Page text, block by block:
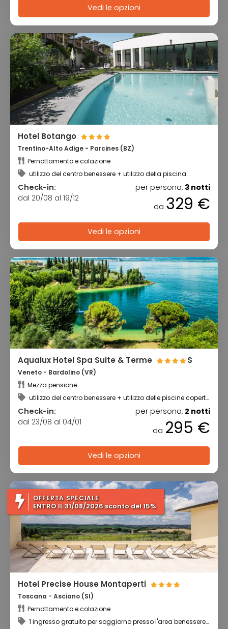
Vedi le opzioni
Hotel Botango
Trentino-Alto Adige - Parcines (BZ)
Pernottamento e colazione
utilizzo del centro benessere + utilizzo della piscina
Check-in:
dal 20/08 al 19/12
per persona, 3 notti
da 329 €
Vedi le opzioni
Aqualux Hotel Spa Suite & Terme S
Veneto - Bardolino (VR)
Mezza pensione
utilizzo del centro benessere + utilizzo delle piscine coperte
Check-in:
dal 23/08 al 04/01
per persona, 2 notti
da 295 €
Vedi le opzioni
OFFERTA SPECIALE
ENTRO IL 31/08/2026 sconto del 15%
Hotel Precise House Montaperti
Toscana - Asciano (SI)
Pernottamento e colazione
1 ingresso gratuito per soggiorno presso l'area benessere